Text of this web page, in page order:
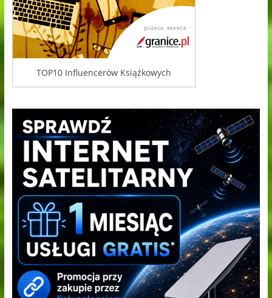
TOP10 Influencerów Książkowych